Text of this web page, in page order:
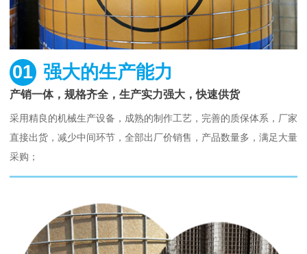
01 强大的生产能力
产销一体，规格齐全，生产实力强大，快速供货
采用精良的机械生产设备，成熟的制作工艺，完善的质保体系，厂家
直接出货，减少中间环节，全部出厂价销售，产品数量多，满足大量
采购；